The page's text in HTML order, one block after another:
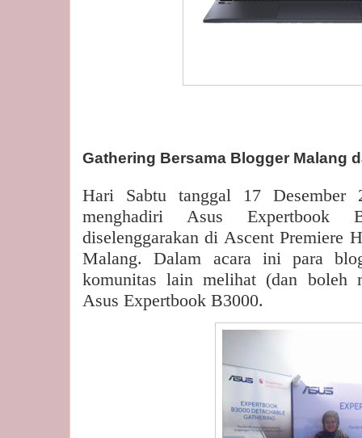
Gathering Bersama Blogger Malang
Hari Sabtu tanggal 17 Desember
menghadiri Asus Expertbook
diselenggarakan di Ascent Premiere
Malang. Dalam acara ini para
komunitas lain melihat (dan boleh
Asus Expertbook B3000.